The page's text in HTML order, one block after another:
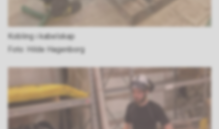
Kobling i kabelskap
Hilde Hagenborg